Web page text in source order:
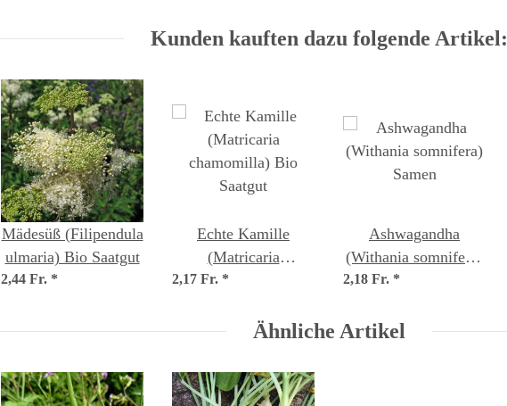
Kunden kauften dazu folgende Artikel:
Mädesüß (Filipendula
ulmaria) Bio Saatgut
2,44 Fr. *
Echte Kamille
(Matricaria
chamomilla) Bio
2,17 Fr. *
Ashwagandha
(Withania somnifera)
Samen
2,18 Fr. *
Ähnliche Artikel